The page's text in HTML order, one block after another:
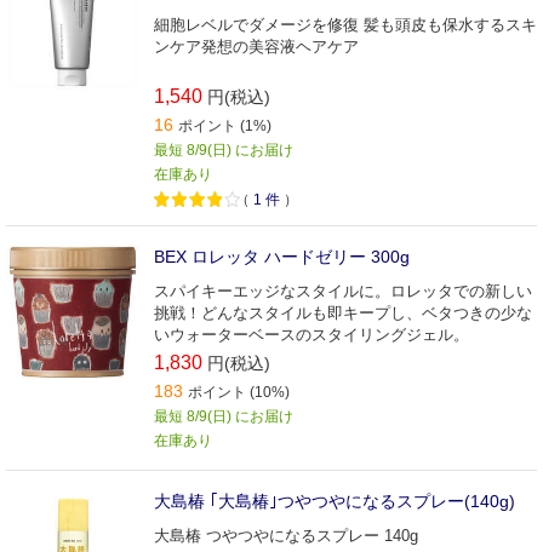
細胞レベルでダメージを修復 髪も頭皮も保水するスキ
ンケア発想の美容液ヘアケア
1,540 円(税込)
16 ポイント (1%)
最短 8/9(日) にお届け
在庫あり
（ 1 件 ）
BEX ロレッタ ハードゼリー 300g
スパイキーエッジなスタイルに。ロレッタでの新しい
挑戦！どんなスタイルも即キープし、ベタつきの少な
いウォーターベースのスタイリングジェル。
1,830 円(税込)
183 ポイント (10%)
最短 8/9(日) にお届け
在庫あり
大島椿 ｢大島椿｣つやつやになるスプレー(140g)
大島椿 つやつやになるスプレー 140g